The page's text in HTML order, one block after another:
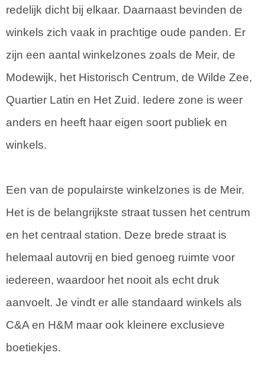
redelijk dicht bij elkaar. Daarnaast bevinden de
winkels zich vaak in prachtige oude panden. Er
zijn een aantal winkelzones zoals de Meir, de
Modewijk, het Historisch Centrum, de Wilde Zee,
Quartier Latin en Het Zuid. Iedere zone is weer
anders en heeft haar eigen soort publiek en
winkels.
Een van de populairste winkelzones is de Meir.
Het is de belangrijkste straat tussen het centrum
en het centraal station. Deze brede straat is
helemaal autovrij en bied genoeg ruimte voor
iedereen, waardoor het nooit als echt druk
aanvoelt. Je vindt er alle standaard winkels als
C&A en H&M maar ook kleinere exclusieve
boetiekjes.